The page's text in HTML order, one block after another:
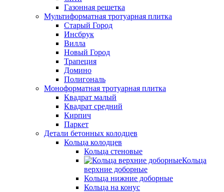
Газонная решетка
Мультиформатная тротуарная плитка
Старый Город
Инсбрук
Вилла
Новый Город
Трапеция
Домино
Полигональ
Моноформатная тротуарная плитка
Квадрат малый
Квадрат средний
Кирпич
Паркет
Детали бетонных колодцев
Кольца колодцев
Кольца стеновые
Кольца
верхние доборные
Кольца нижние доборные
Кольца на конус